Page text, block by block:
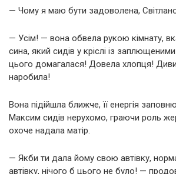
— Чому я маю бути задоволена,
— Усім! — вона обвела рукою кімнату,
сина, який сидів у кріслі із
цього домагалася! Довела хлопця!
наробила!
Вона підійшла ближче, її енергія
Максим сидів нерухомо, граючи роль
охоче надала матір.
— Якби ти дала йому свою автівку,
автівку, нічого б цього не було! —